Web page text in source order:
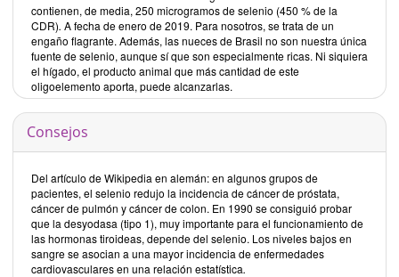
contienen, de media, 250 microgramos de selenio (450 % de la
CDR). A fecha de enero de 2019. Para nosotros, se trata de un
engaño flagrante. Además, las nueces de Brasil no son nuestra única
fuente de selenio, aunque sí que son especialmente ricas. Ni siquiera
el hígado, el producto animal que más cantidad de este
oligoelemento aporta, puede alcanzarlas.
Consejos
Del artículo de Wikipedia en alemán: en algunos grupos de
pacientes, el selenio redujo la incidencia de cáncer de próstata,
cáncer de pulmón y cáncer de colon. En 1990 se consiguió probar
que la desyodasa (tipo 1), muy importante para el funcionamiento de
las hormonas tiroideas, depende del selenio. Los niveles bajos en
sangre se asocian a una mayor incidencia de enfermedades
cardiovasculares en una relación estatística.